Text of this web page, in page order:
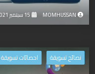
MOMHUSSAN 15 سبتمبر 2021
نصائح تسويقة احصائات تسويقة